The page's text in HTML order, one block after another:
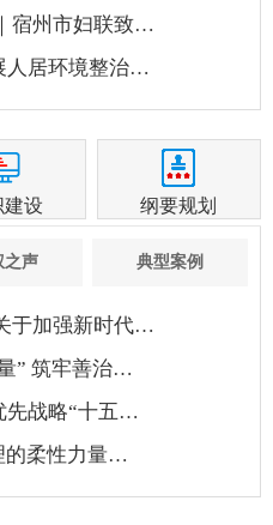
宿州市妇联致…
人居环境整治…
建设 纲要规划
之声 典型案例
于加强新时代…
” 筑牢善治…
先战略“十五…
的柔性力量…